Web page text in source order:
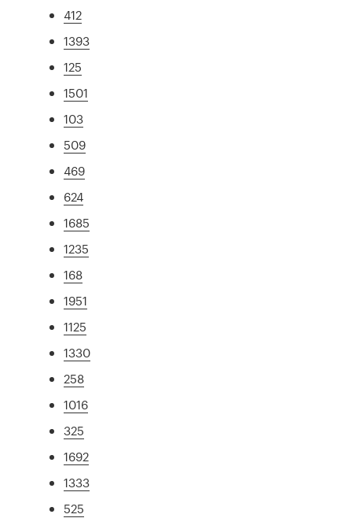
412
1393
125
1501
103
509
469
624
1685
1235
168
1951
1125
1330
258
1016
325
1692
1333
525